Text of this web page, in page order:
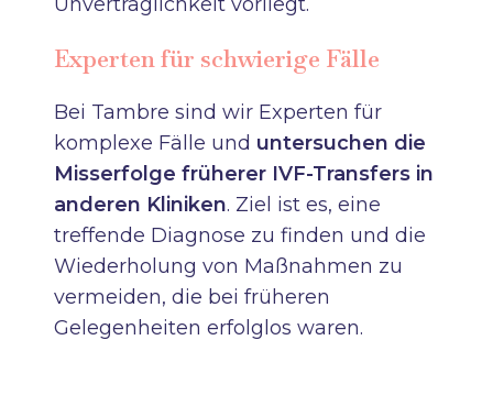
Experten für schwierige Fälle
Bei Tambre sind wir Experten für
komplexe Fälle und untersuchen die
Misserfolge früherer IVF-Transfers in
anderen Kliniken. Ziel ist es, eine
treffende Diagnose zu finden und die
Wiederholung von Maßnahmen zu
vermeiden, die bei früheren
Gelegenheiten erfolglos waren.